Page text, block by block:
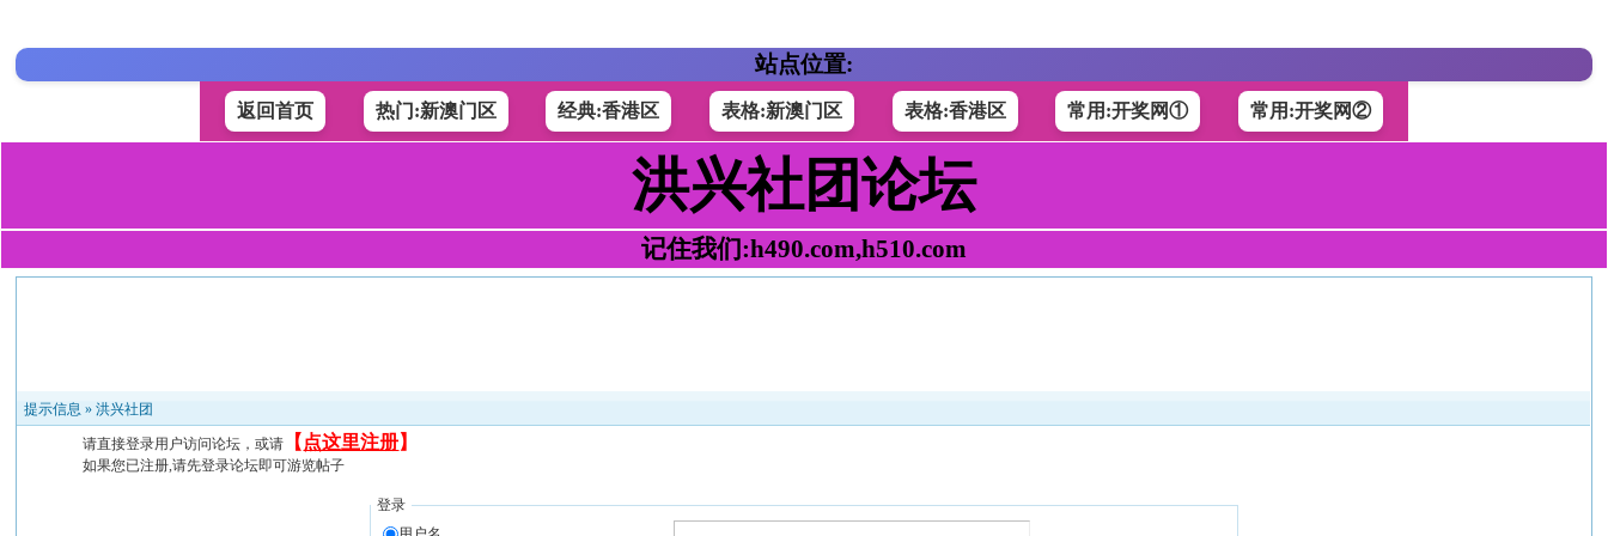
站点位置:
返回首页 热门:新澳门区 经典:香港区 表格:新澳门区 表格:香港区 常用:开奖网① 常用:开奖网②
洪兴社团论坛
记住我们:h490.com,h510.com
提示信息 »洪兴社团
请直接登录用户访问论坛，或请 【 点这里注册】
如果您已注册,请先登录论坛即可游览帖子
登录